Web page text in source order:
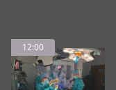
12:00